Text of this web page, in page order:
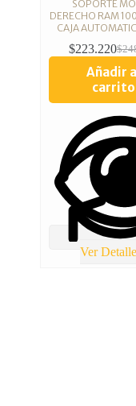
SOPORTE
DERECHO RAM
CAJA
$
$223.220
Añadir al
carrito
Ver